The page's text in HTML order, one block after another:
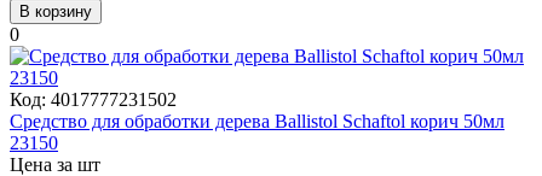
В корзину
0
Код: 4017777231502
Средство для обработки дерева Ballistol Schaftol корич 50мл
23150
Цена за шт